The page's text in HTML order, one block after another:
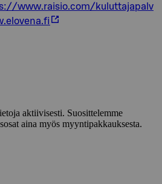
www.raisio.com/kuluttajapalv
aktiivisesti. Suosittelemme
aina myös myyntipakkauksesta.